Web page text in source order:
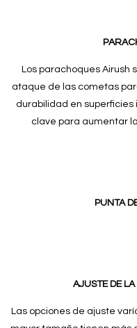
Los parachoques Airush
ataque de las cometas
durabilidad en superficies
clave para aumentar
PUNTA
AJUSTE DE
Las opciones de ajuste